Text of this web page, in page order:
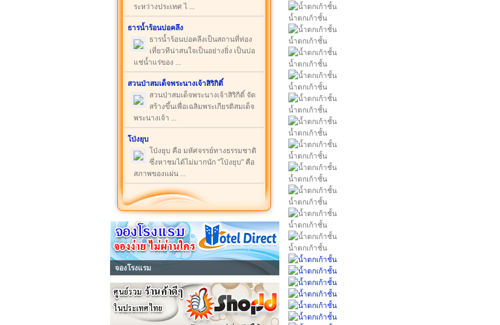
ระหว่างประเทศ ไ ...
ธารน้ำร้อนบ่อคลึง
ธารน้ำร้อนบ่อคลึงเป็นสถานที่ท่อง
เที่ยวทีน่าสนใจเป็นอย่างยิ่ง เป็นบ่อ
แช่น้ำแร่ของ ...
สวนป่าสมเด็จพระนางเจ้าสิริกิติ์
สวนป่าสมเด็จพระนางเจ้าสิริกิติ์ จัด
สร้างขึ้นเพื่อเฉลิมพระเกียรติสมเด็จ
พระนางเจ้า ...
โป่งยุบ
โป่งยุบ คือ มหัศจรรย์ทางธรรมชาติ
ซึ่งหาชมได้ไม่มากนัก "โป่งยุบ" คือ
สภาพของแผ่น ...
จองโรงแรม
น้ำตกเก้าชั้น
น้ำตกเก้าชั้น
น้ำตกเก้าชั้น
น้ำตกเก้าชั้น
น้ำตกเก้าชั้น
น้ำตกเก้าชั้น
น้ำตกเก้าชั้น
น้ำตกเก้าชั้น
น้ำตกเก้าชั้น
น้ำตกเก้าชั้น
น้ำตกเก้าชั้น